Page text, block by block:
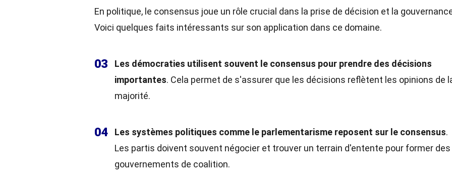
En politique, le consensus joue un rôle crucial dans la prise de décision et la
Voici quelques faits intéressants sur son application dans ce domaine.
03
Les démocraties utilisent souvent le consensus pour prendre des décisions
importantes. Cela permet de s'assurer que les décisions reflètent les opinions de
majorité.
04 Les systèmes politiques comme le parlementarisme reposent sur le consensus.
Les partis doivent souvent négocier et trouver un terrain d'entente pour former des
gouvernements de coalition.